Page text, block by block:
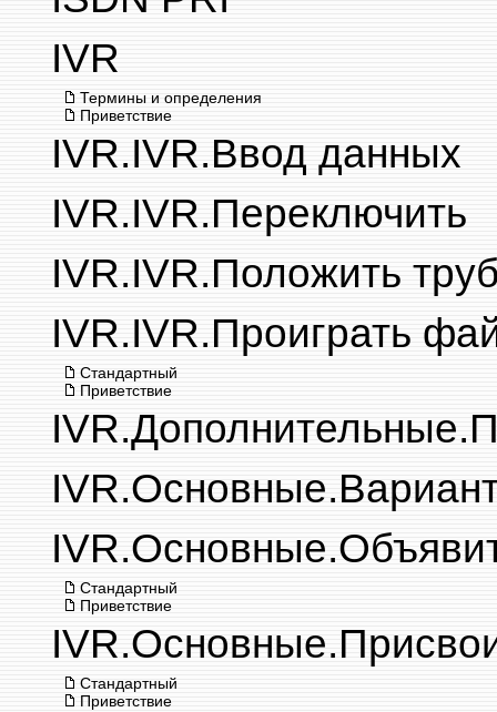
IVR
Термины и определения
Приветствие
IVR.IVR.Ввод данных
IVR.IVR.Переключить
IVR.IVR.Положить
IVR.IVR.Проиграть
Стандартный
Приветствие
Стандартный
Приветствие
Стандартный
Приветствие